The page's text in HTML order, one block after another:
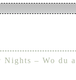
– Wo du